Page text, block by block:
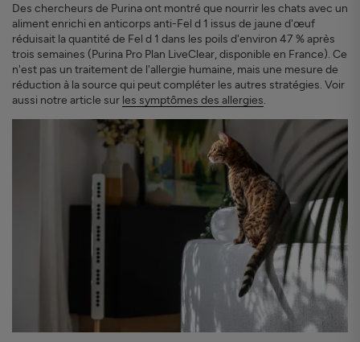
Des chercheurs de Purina ont montré que nourrir les chats avec un
aliment enrichi en anticorps anti-Fel d 1 issus de jaune d'œuf
réduisait la quantité de Fel d 1 dans les poils d'environ 47 % après
trois semaines (Purina Pro Plan LiveClear, disponible en France). Ce
n'est pas un traitement de l'allergie humaine, mais une mesure de
réduction à la source qui peut compléter les autres stratégies. Voir
aussi notre article sur les symptômes des allergies.